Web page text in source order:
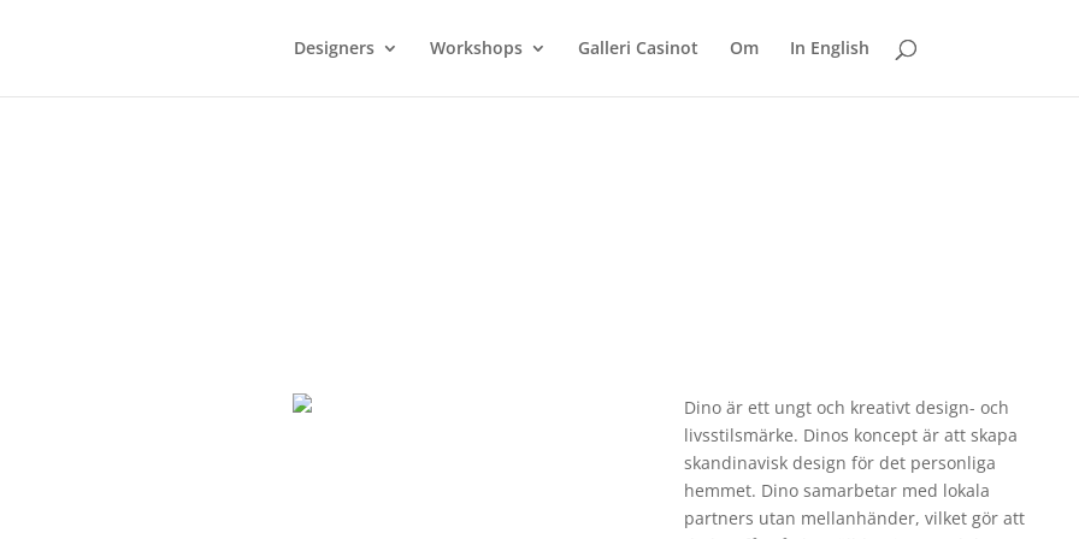
Designers Workshops Galleri Casinot Om In English
Dino är ett ungt och kreativt design- och
livsstilsmärke. Dinos koncept är att skapa
skandinavisk design för det personliga
hemmet. Dino samarbetar med lokala
partners utan mellanhänder, vilket gör att